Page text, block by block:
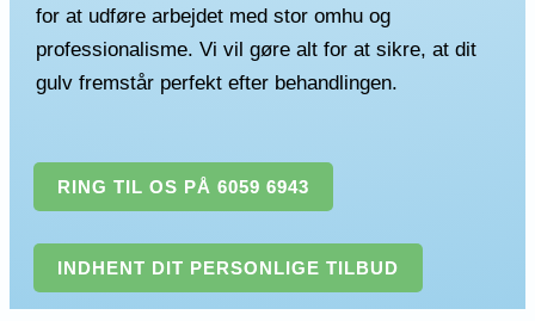
for at udføre arbejdet med stor omhu og
professionalisme. Vi vil gøre alt for at sikre, at dit
gulv fremstår perfekt efter behandlingen.
RING TIL OS PÅ 6059 6943
INDHENT DIT PERSONLIGE TILBUD